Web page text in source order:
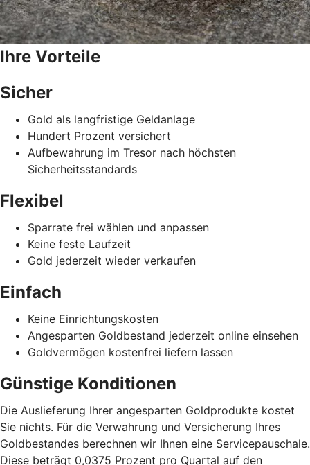
Ihre Vorteile
Sicher
Gold als langfristige Geldanlage
Hundert Prozent versichert
Aufbewahrung im Tresor nach höchsten
Sicherheitsstandards
Flexibel
Sparrate frei wählen und anpassen
Keine feste Laufzeit
Gold jederzeit wieder verkaufen
Einfach
Keine Einrichtungskosten
Angesparten Goldbestand jederzeit online einsehen
Goldvermögen kostenfrei liefern lassen
Günstige Konditionen
Die Auslieferung Ihrer angesparten Goldprodukte kostet
Sie nichts. Für die Verwahrung und Versicherung Ihres
Goldbestandes berechnen wir Ihnen eine Servicepauschale.
Diese beträgt 0,0375 Prozent pro Quartal auf den